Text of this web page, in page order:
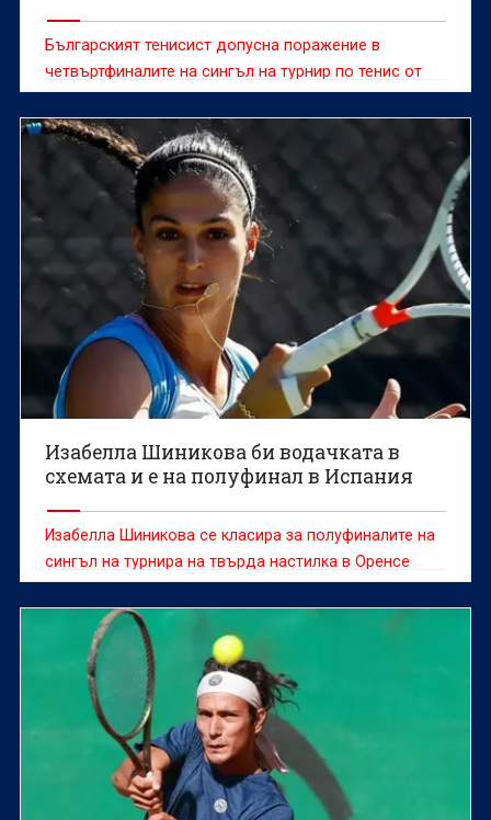
Българският тенисист допусна поражение в
четвъртфиналите на сингъл на турнир по тенис от
сериите "Чалънджър"
Изабелла Шиникова би водачката в
схемата и е на полуфинал в Испания
Изабелла Шиникова се класира за полуфиналите на
сингъл на турнира на твърда настилка в Оренсе
(Испания) с награден фонд от 60 хиляди долара.